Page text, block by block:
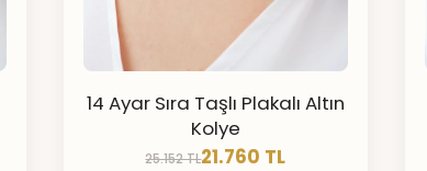
14 Ayar Sıra Taşlı Plakalı Altın
Kolye
25.152 TL21.760 TL